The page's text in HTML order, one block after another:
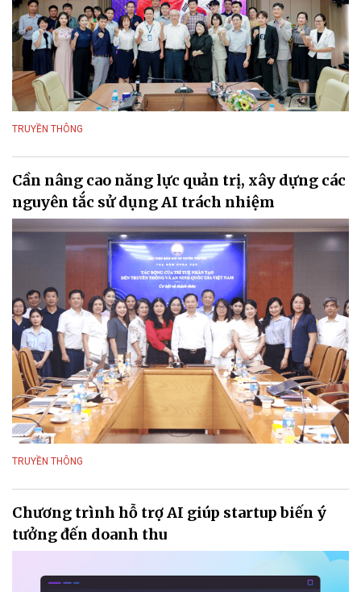
TRUYỀN THÔNG
Cần nâng cao năng lực quản trị, xây dựng các
nguyên tắc sử dụng AI trách nhiệm
TRUYỀN THÔNG
Chương trình hỗ trợ AI giúp startup biến ý
tưởng đến doanh thu